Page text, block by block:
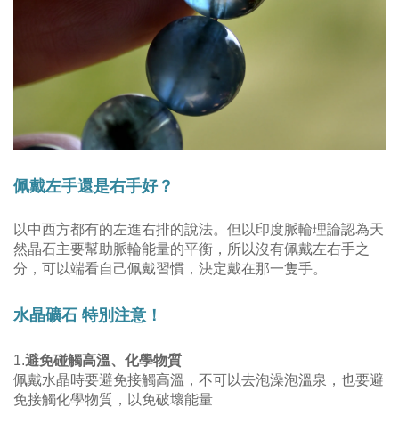
佩戴左手還是右手好？
以中西方都有的左進右排的說法。 但以印度脈輪理論認為天
然晶石主要幫助脈輪能量的平衡，所以沒有佩戴左右手之
分，可以端看自己佩戴習慣，決定戴在那一隻手。
水晶礦石特別注意！
1.避免碰觸高溫、化學物質
佩戴水晶時要避免接觸高溫，不可以去泡澡泡溫泉，也要避
免接觸化學物質，以免破壞能量